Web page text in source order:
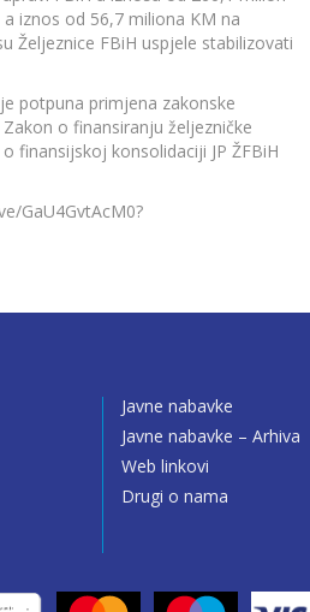
iznos od 56,7 miliona KM na
Željeznice FBiH uspjele stabilizovati
potpuna primjena zakonske
o finansiranju željezničke
finansijskoj konsolidaciji JP ŽFBiH
GaU4GvtAcM0?
Javne nabavke
Javne nabavke – Arhiva
Web linkovi
Drugi o nama